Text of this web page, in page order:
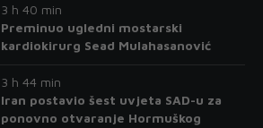
3 h 40 min
Preminuo ugledni mostarski
kardiokirurg Sead Mulahasanović
3 h 44 min
Iran postavio šest uvjeta SAD-u za
ponovno otvaranje Hormuškog